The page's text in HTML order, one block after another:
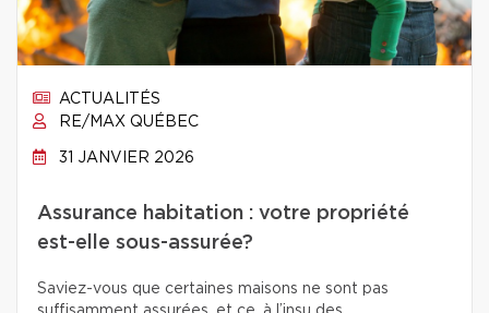
ACTUALITÉS
RE/MAX QUÉBEC
31 JANVIER 2026
Assurance habitation : votre propriété
est-elle sous-assurée?
Saviez-vous que certaines maisons ne sont pas